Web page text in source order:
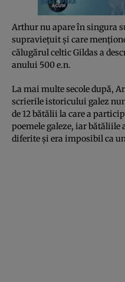
Arthur nu apare în singura
supravieţuit şi care
călugărul celtic Gildas a
anului 500 e.n.
La mai multe secole după,
scrierile istoricului galez
de 12 bătălii la care a
poemele galeze, iar bătăliile
diferite şi era imposibil ca